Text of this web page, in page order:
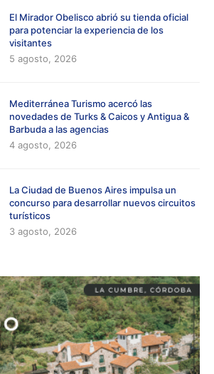
El Mirador Obelisco abrió su tienda oficial
para potenciar la experiencia de los
visitantes
5 agosto, 2026
Mediterránea Turismo acercó las
novedades de Turks & Caicos y Antigua &
Barbuda a las agencias
4 agosto, 2026
La Ciudad de Buenos Aires impulsa un
concurso para desarrollar nuevos circuitos
turísticos
3 agosto, 2026